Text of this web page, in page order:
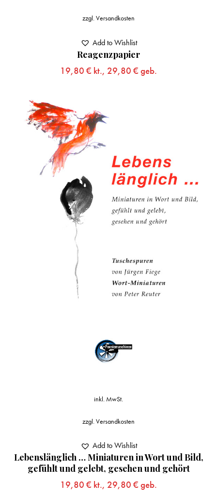
Reagenzpapier
19,80 € kt., 29,80 € geb.
zzgl.Versandkosten
Add to Wishlist
Lebenslänglich … Miniaturen in Wort und Bild,
gefühlt und gelebt, gesehen und gehört
19,80 € kt., 29,80 € geb.
inkl. MwSt.
zzgl.Versandkosten
Add to Wishlist